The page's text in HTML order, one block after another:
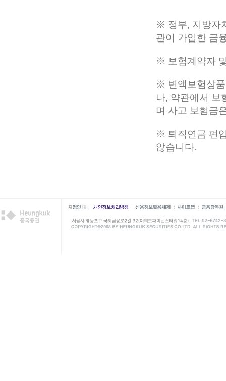
※ 정부, 지방자
관이 가입한 금
※ 보험계약자
※ 변액보험상
나, 약관에서 보
며 사고 보험금
※ 퇴직연금 편
않습니다.